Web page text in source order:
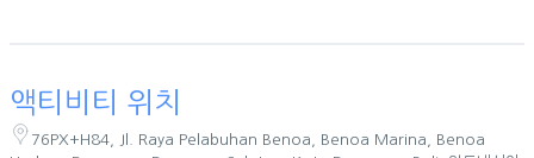
액티비티 위치
76PX+H84, Jl. Raya Pelabuhan Benoa, Benoa Marina, Benoa